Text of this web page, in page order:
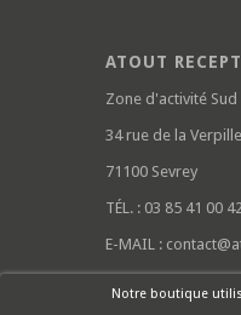
Notre boutique
ATOUT
Zone d'activité Sud
34 rue de la
71100 Sevrey
TÉL. : 03 85 41 00
E-MAIL :
Rouge Cerise